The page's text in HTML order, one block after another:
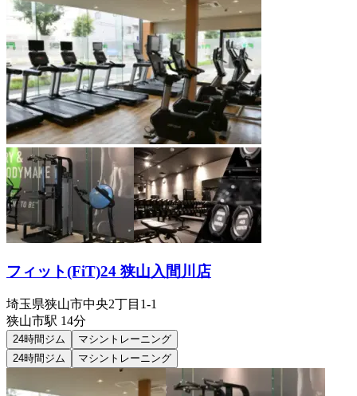
フィット(FiT)24 狭山入間川店
埼玉県狭山市中央2丁目1-1
狭山市駅 14分
24時間ジム
マシントレーニング
24時間ジム
マシントレーニング